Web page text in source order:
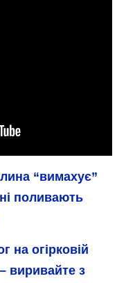
“вимахує”
поливають
на огірковій
виривайте з